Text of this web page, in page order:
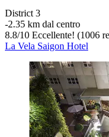
District 3
‐2.35 km dal centro
8.8/10 Eccellente! (1006
La Vela Saigon Hotel